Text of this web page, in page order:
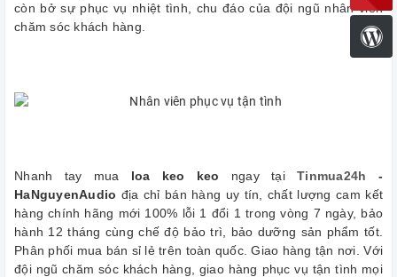
còn bở sự phục vụ nhiệt tình, chu đáo của đội ngũ nhân viên
chăm sóc khách hàng.
Nhanh tay mua loa keo keo ngay tạiTinmua24h -
HaNguyenAudio địa chỉ bán hàng uy tín, chất lượng cam kết
hàng chính hãng mới 100% lỗi 1 đổi 1 trong vòng 7 ngày, bảo
hành 12 tháng cùng chế độ bảo trì, bảo dưỡng sản phẩm tốt.
Phân phối mua bán sỉ lẻ trên toàn quốc. Giao hàng tận nơi. Với
đội ngũ chăm sóc khách hàng, giao hàng phục vụ tận tình mọi